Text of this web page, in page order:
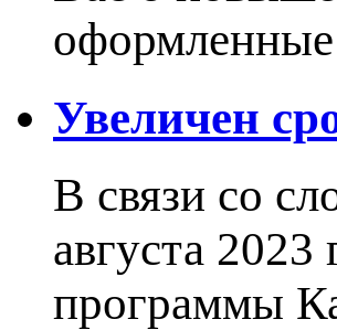
Увеличен
В связи со
августа 2023
программы